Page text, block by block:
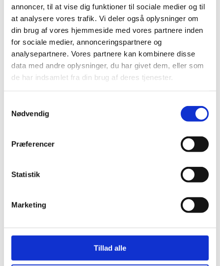
annoncer, til at vise dig funktioner til sociale medier og til
at analysere vores trafik. Vi deler også oplysninger om
din brug af vores hjemmeside med vores partnere inden
for sociale medier, annonceringspartnere og
analysepartnere. Vores partnere kan kombinere disse
data med andre oplysninger, du har givet dem, eller som
de har indsamlet fra din brug af deres tjenester.
Nødvendig
Præferencer
Statistik
Marketing
Tillad alle
den lokale genbrugsbutik – eller på apps som DBA og
Marketplace. Ofte kan du finde det, du mangler, brugt
og i fin stand.
Giv gamle ting nyt liv
Et lille lag maling, nye greb eller en ny placering i
hjemmet kan give gamle møbler en helt ny karakter.
Genbrug er en mulighed for at sætte dit eget præg på
Brug genbrug til de små ting
hverdagsgenstande kan findes brugt, og her kan du
udskifte pynt og nips med genbrugsfund.
Kig forbi tøjstativerne i genbrugsbutikkerne – her kan
penge. Bonus: Det er godt for miljøet og med til at
mindske tøjspild.
Gør genbrug til en vane